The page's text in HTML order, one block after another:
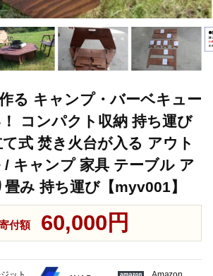
る キャンプ・バーベキュー
コンパクト収納 持ち運び
式 焚き火台が入る アウト
/ キャンプ 家具 テーブル ア
み 持ち運び【myv001】
付額 60,000円